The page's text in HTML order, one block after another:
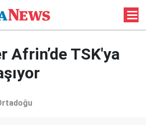
Afrin’de TSK'ya